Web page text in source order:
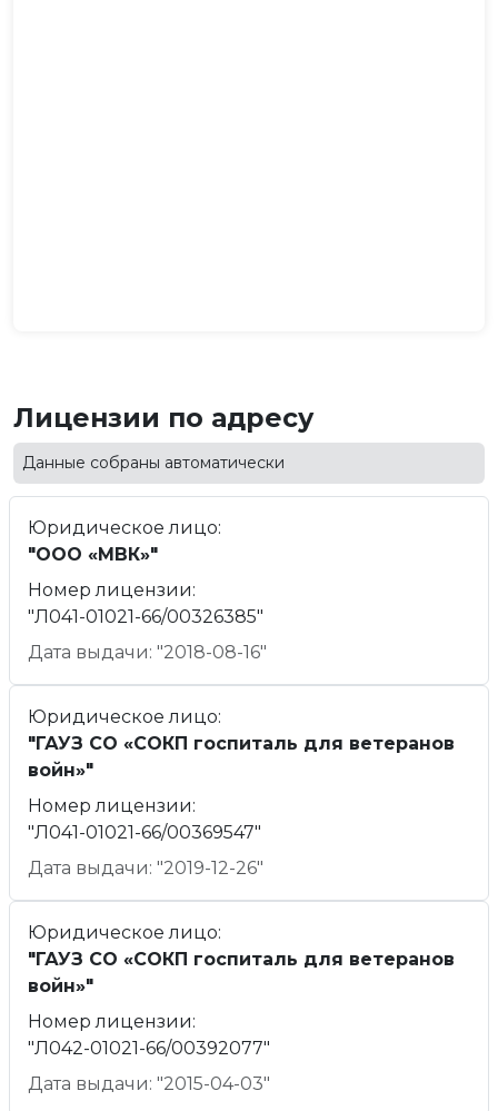
Лицензии по адресу
Данные собраны автоматически
Юридическое лицо:
"ООО «МВК»"
Номер лицензии:
"Л041-01021-66/00326385"
Дата выдачи: "2018-08-16"
Юридическое лицо:
"ГАУЗ СО «СОКП госпиталь для ветеранов
войн»"
Номер лицензии:
"Л041-01021-66/00369547"
Дата выдачи: "2019-12-26"
Юридическое лицо:
"ГАУЗ СО «СОКП госпиталь для ветеранов
войн»"
Номер лицензии:
"Л042-01021-66/00392077"
Дата выдачи: "2015-04-03"